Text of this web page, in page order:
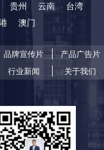
贵州 云南
台湾
澳门
品牌宣传片
产品广告片
行业新闻 关于我们